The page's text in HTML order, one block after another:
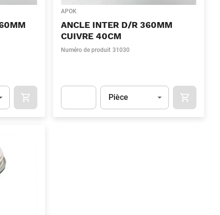
APOK.CATEGORY.PRODUCTS.CART.ADDTOCART
APOK
ANCLE INTER D/R 360MM
CUIVRE 40CM
Numéro de produit 31030
Unité
Pièce